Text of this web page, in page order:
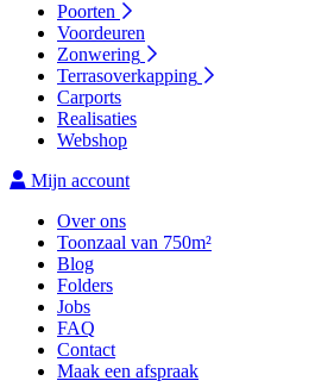
Poorten
Voordeuren
Zonwering
Terrasoverkapping
Carports
Realisaties
Webshop
Mijn account
Over ons
Toonzaal van 750m²
Blog
Folders
Jobs
FAQ
Contact
Maak een afspraak